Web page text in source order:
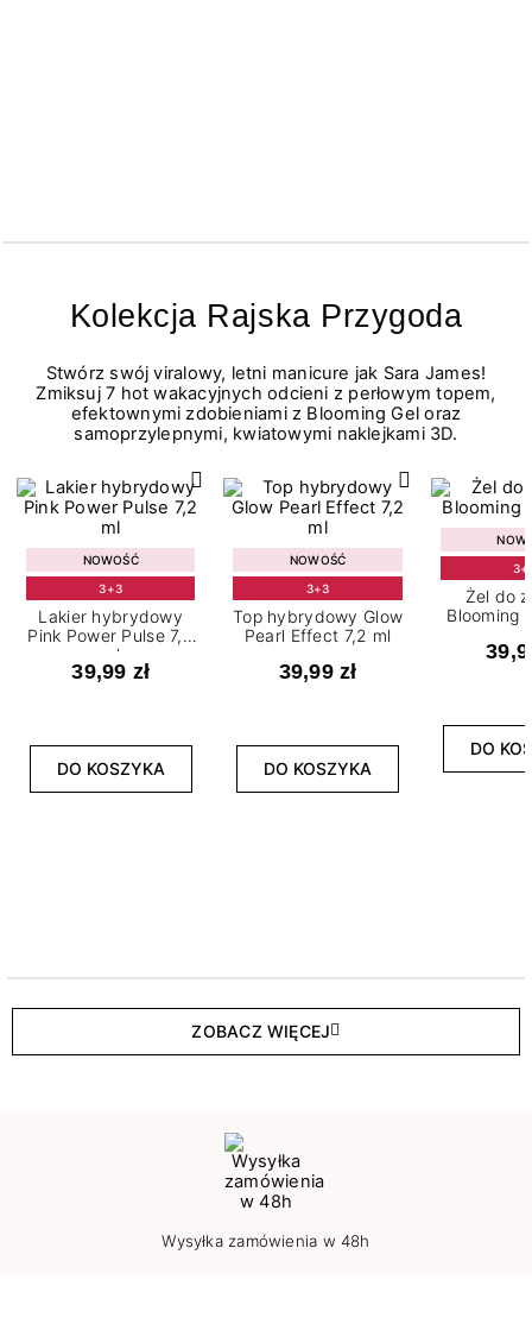
Kolekcja Rajska Przygoda
Stwórz swój viralowy, letni manicure jak Sara James!
Zmiksuj 7 hot wakacyjnych odcieni z perłowym topem,
efektownymi zdobieniami z Blooming Gel oraz
samoprzylepnymi, kwiatowymi naklejkami 3D.
NOWOŚĆ
3+3
Lakier hybrydowy
Pink Power Pulse 7,2
ml
39,99 zł
DO KOSZYKA
NOWOŚĆ
3+3
Top hybrydowy Glow
Pearl Effect 7,2 ml
39,99 zł
DO KOSZYKA
Żel do
Blooming
DO
ZOBACZ WIĘCEJ
Wysyłka zamówienia w 48h